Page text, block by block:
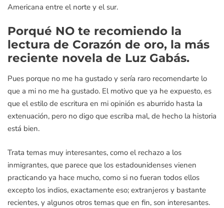
Americana entre el norte y el sur.
Porqué NO te recomiendo la
lectura de Corazón de oro, la más
reciente novela de Luz Gabás.
Pues porque no me ha gustado y sería raro recomendarte lo
que a mi no me ha gustado. El motivo que ya he expuesto, es
que el estilo de escritura en mi opinión es aburrido hasta la
extenuación, pero no digo que escriba mal, de hecho la historia
está bien.
Trata temas muy interesantes, como el rechazo a los
inmigrantes, que parece que los estadounidenses vienen
practicando ya hace mucho, como si no fueran todos ellos
excepto los indios, exactamente eso; extranjeros y bastante
recientes, y algunos otros temas que en fin, son interesantes.